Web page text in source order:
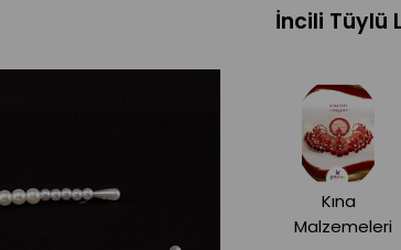
İncili Tüylü
Kına
Malzemeleri